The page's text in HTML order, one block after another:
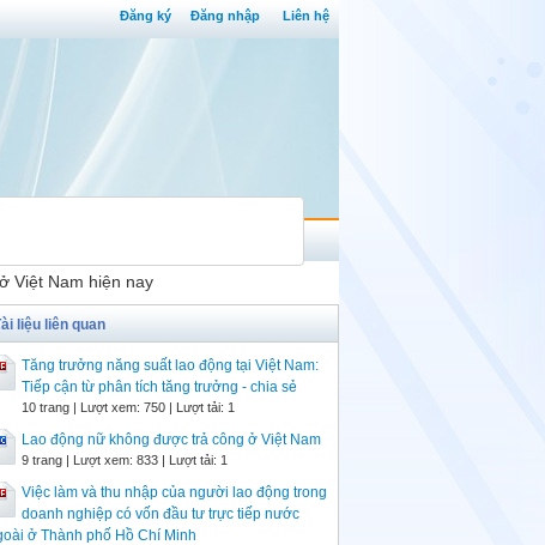
Đăng ký Đăng nhập Liên hệ
Việt Nam hiện nay
liệu liên quan
Tăng trưởng năng suất lao động tại Việt Nam:
Tiếp cận từ phân tích tăng trưởng - chia sẻ
10 trang | Lượt xem: 750 | Lượt tải: 1
Lao động nữ không được trả công ở Việt Nam
9 trang | Lượt xem: 833 | Lượt tải: 1
Việc làm và thu nhập của người lao động trong
doanh nghiệp có vốn đầu tư trực tiếp nước
ở Thành phố Hồ Chí Minh